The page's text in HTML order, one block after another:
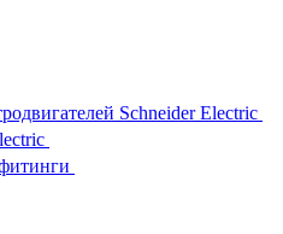
Schneider Electric